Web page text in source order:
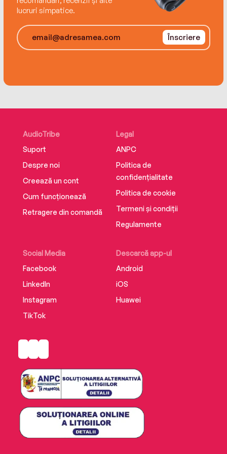
deschiși și să descopere frumusețea lumii pas cu
pas, alături de personaje care îi inspiră și îi
încurajează.
lucruri simpatice.
Înscriere
AudioTribe
Suport
Despre noi
Creează un cont
Cum funcționează
Retragere din comandă
Social Media
Facebook
LinkedIn
Instagram
TikTok
Descarcă app-ul
Android
iOS
Huawei
Legal
ANPC
Politica de
confidențialitate
Politica de cookie
Termeni și condiții
Regulamente